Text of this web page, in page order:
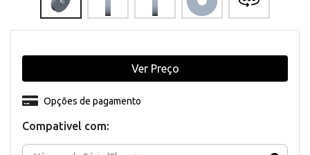
Compativel com:
Opções de pagamento
Ver Preço